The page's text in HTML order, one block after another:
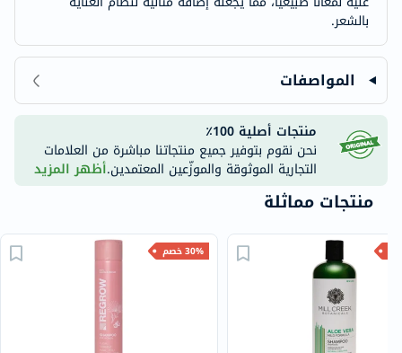
بالشعر.
المواصفات
منتجات أصلية 100٪
نحن نقوم بتوفير جميع منتجاتنا مباشرة من العلامات
التجارية الموثوقة والموزّعين المعتمدين.أظهر المزيد
منتجات مماثلة
30% خصم